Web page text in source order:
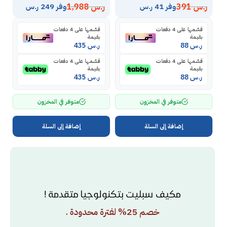
ر.س391 وفر 41 ر.س
قسّمها على 4 دفعات
بقيمة
ر.س
قسّمها على 4 دفعات
بقيمة
ر.س
متوفر في المخزون
إضافة إلى السلة
ر.س1,988 وفر 249 ر.س
قسّمها على 4 دفعات
بقيمة
ر.س435
قسّمها على 4 دفعات
بقيمة
ر.س435
متوفر في المخزون
إضافة إلى السلة
مكيف سبليت بتكنولوجيا متقدمة !
خصم 25% لفترة محدودة .